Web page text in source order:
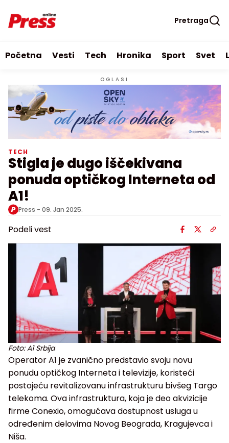
Pretraga
Početna Vesti Tech Hronika Sport Svet
OGLASI
TECH
Stigla je dugo iščekivana
ponuda optičkog Interneta od
A1!
Press - 09. Jan 2025.
Podeli vest
Foto: A1 Srbija
Operator A1 je zvanično predstavio svoju novu
ponudu optičkog Interneta i televizije, koristeći
postojeću revitalizovanu infrastrukturu bivšeg Targo
telekoma. Ova infrastruktura, koja je deo akvizicije
firme Conexio, omogućava dostupnost usluga u
određenim delovima Novog Beograda, Kragujevca i
Niša.